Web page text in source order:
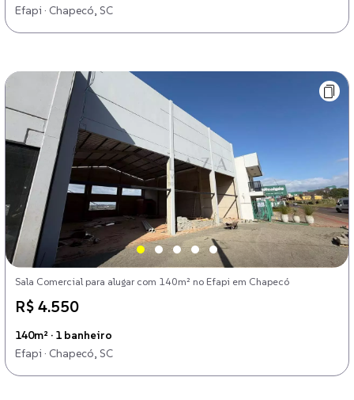
Efapi · Chapecó, SC
Sala Comercial para alugar com 140m² no Efapi em Chapecó
R$ 4.550
140m² · 1 banheiro
Efapi · Chapecó, SC